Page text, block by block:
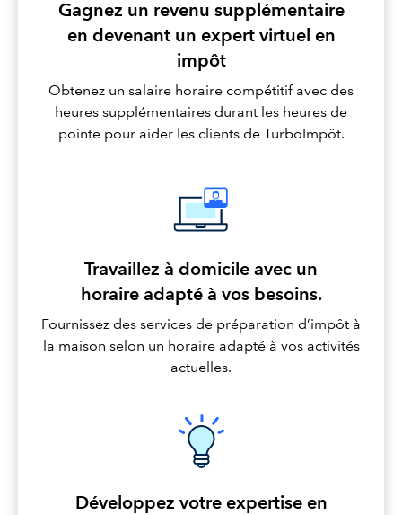
Gagnez un revenu supplémentaire
en devenant un expert virtuel en
impôt
Obtenez un salaire horaire compétitif avec des
heures supplémentaires durant les heures de
pointe pour aider les clients de TurboImpôt.
Travaillez à domicile avec un
horaire adapté à vos besoins.
Fournissez des services de préparation d’impôt à
la maison selon un horaire adapté à vos activités
actuelles.
Développez votre expertise en